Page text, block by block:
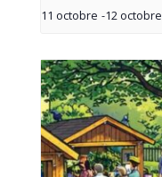
11 octobre -12 octobre